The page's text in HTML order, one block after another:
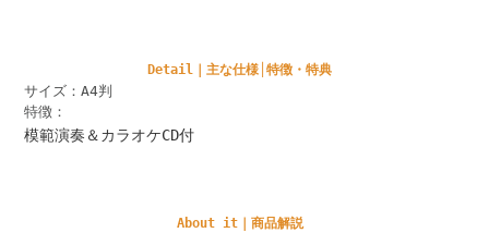
Detail｜主な仕様│特徴・特典
サイズ：A4判
特徴：
模範演奏＆カラオケCD付
About it｜商品解説